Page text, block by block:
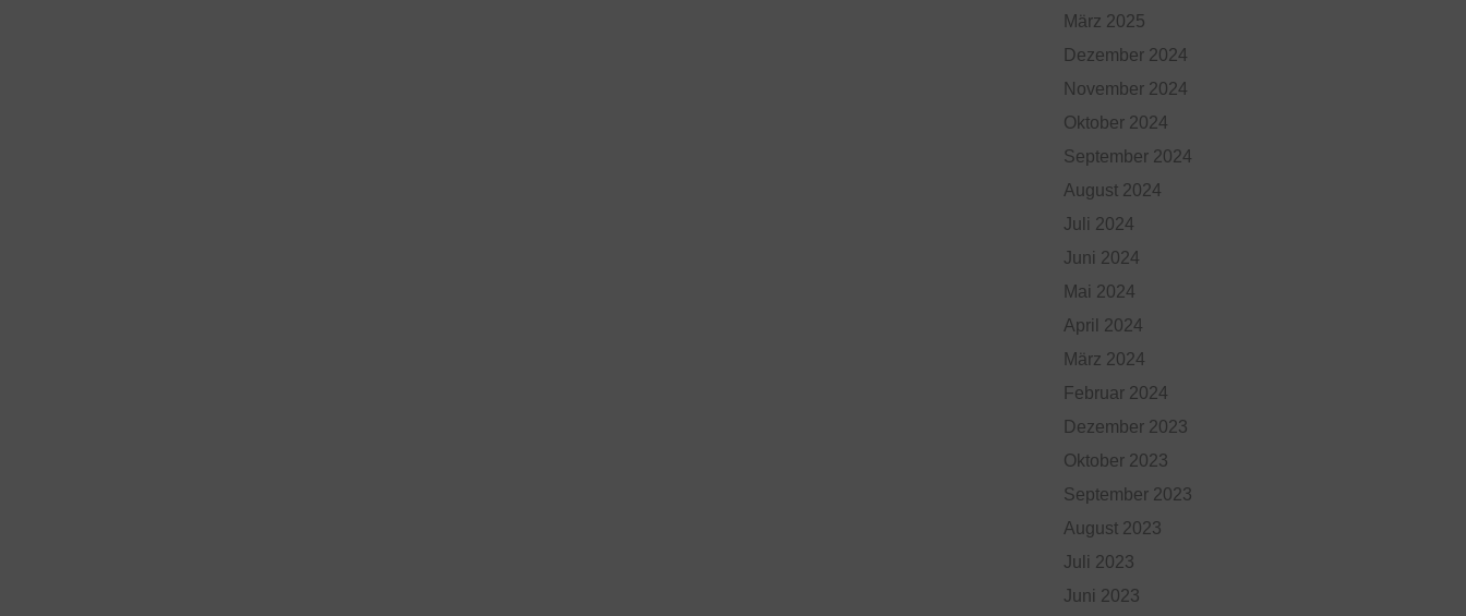
März 2025
Dezember 2024
November 2024
Oktober 2024
September 2024
August 2024
Juli 2024
Juni 2024
Mai 2024
April 2024
März 2024
Februar 2024
Dezember 2023
Oktober 2023
September 2023
August 2023
Juli 2023
Juni 2023